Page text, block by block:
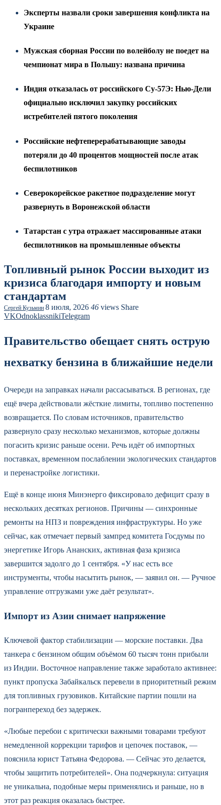
Эксперты назвали сроки завершения конфликта на
Украине
Мужская сборная России по волейболу не поедет на
чемпионат мира в Польшу: названа причина
Индия отказалась от российского Су-57Э: Нью-Дели
официально исключил закупку российских
истребителей пятого поколения
Российские нефтеперерабатывающие заводы
потеряли до 40 процентов мощностей после атак
беспилотников
Северокорейское ракетное подразделение могут
развернуть в Воронежской области
Татарстан с утра отражает массированные атаки
беспилотников на промышленные объекты
Топливный рынок России выходит из
кризиса благодаря импорту и новым
стандартам
Сергей Кузьмин 8 июля, 2026 46 views Share
VKOdnoklassnikiTelegram
Правительство обещает снять острую
нехватку бензина в ближайшие недели
Очереди на заправках начали рассасываться. В регионах, где
ещё вчера действовали жёсткие лимиты, топливо постепенно
возвращается. По словам источников, правительство
развернуло сразу несколько механизмов, которые должны
погасить кризис раньше осени. Речь идёт об импортных
поставках, временном послаблении экологических стандартов
и перенастройке логистики.
Ещё в конце июня Минэнерго фиксировало дефицит сразу в
нескольких десятках регионов. Причины — синхронные
ремонты на НПЗ и повреждения инфраструктуры. Но уже
сейчас, как отмечает первый зампред комитета Госдумы по
энергетике Игорь Ананских, активная фаза кризиса
завершится задолго до 1 сентября. «У нас есть все
инструменты, чтобы насытить рынок, — заявил он. — Ручное
управление отгрузками уже даёт результат».
Импорт из Азии снимает напряжение
Ключевой фактор стабилизации — морские поставки. Два
танкера с бензином общим объёмом 60 тысяч тонн прибыли
из Индии. Восточное направление также заработало активнее:
пункт пропуска Забайкальск перевели в приоритетный режим
для топливных грузовиков. Китайские партии пошли на
погранпереход без задержек.
«Любые перебои с критически важными товарами требуют
немедленной коррекции тарифов и цепочек поставок, —
пояснила юрист Татьяна Федорова. — Сейчас это делается,
чтобы защитить потребителей». Она подчеркнула: ситуация
не уникальна, подобные меры применялись и раньше, но в
этот раз реакция оказалась быстрее.